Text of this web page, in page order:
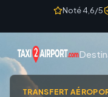
Skip to contentNoté 4,6/5
TRANSFERT